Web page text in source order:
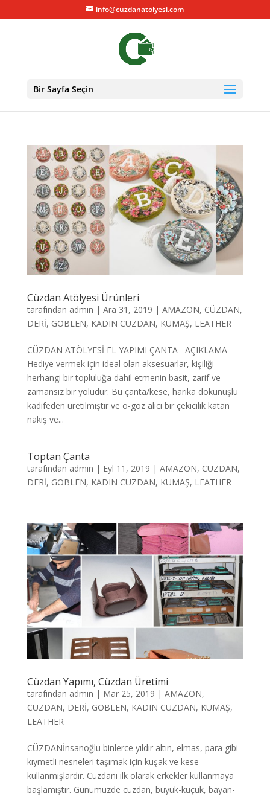
info@cuzdanatolyesi.com
Bir Sayfa Seçin
Cüzdan Atölyesi Ürünleri
tarafından admin | Ara 31, 2019 | AMAZON, CÜZDAN,
DERİ, GOBLEN, KADIN CÜZDAN, KUMAŞ, LEATHER
CÜZDAN ATÖLYESİ EL YAPIMI ÇANTA AÇIKLAMA
Hediye vermek için ideal olan aksesuarlar, kişiliği
herhangi bir topluluğa dahil etmenin basit, zarif ve
zamansız bir yoludur. Bu çanta/kese, harika dokunuşlu
kadifeden üretilmiştir ve o-göz alıcı bir çekicilik katan
nakış ve...
Toptan Çanta
tarafından admin | Eyl 11, 2019 | AMAZON, CÜZDAN,
DERİ, GOBLEN, KADIN CÜZDAN, KUMAŞ, LEATHER
Cüzdan Yapımı, Cüzdan Üretimi
tarafından admin | Mar 25, 2019 | AMAZON,
CÜZDAN, DERİ, GOBLEN, KADIN CÜZDAN, KUMAŞ,
LEATHER
CÜZDANİnsanoğlu binlerce yıldır altın, elmas, para gibi
kıymetli nesneleri taşımak için kuşak ve kese
kullanmışlardır. Cüzdanı ilk olarak erkekler kullanmaya
başlamıştır. Günümüzde cüzdan, büyük-küçük, bayan-